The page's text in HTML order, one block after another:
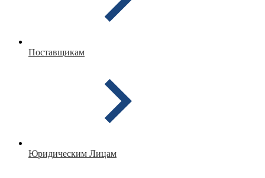
Поставщикам
Юридическим Лицам